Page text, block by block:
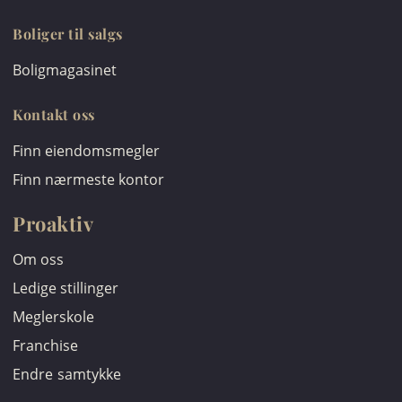
Boliger til salgs
Boligmagasinet
Kontakt oss
Finn eiendomsmegler
Finn nærmeste kontor
Proaktiv
Om oss
Ledige stillinger
Meglerskole
Franchise
Endre samtykke